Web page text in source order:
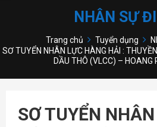
NHÂN SỰ
Trang chủ Tuyển dụng
SƠ TUYỂN NHÂN LỰC HÀNG HẢI :
DẦU THÔ (VLCC) – HOANG
SƠ TUYỂN